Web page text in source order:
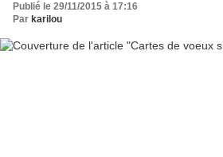
Publié le 29/11/2015 à 17:16
Par karilou